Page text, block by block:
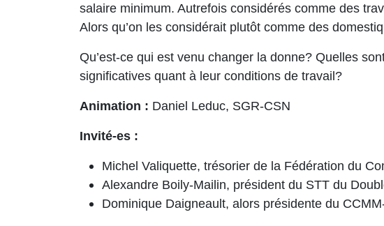
salaire minimum. Autrefois considérés comme des
Alors qu’on les considérait plutôt comme des
Qu’est-ce qui est venu changer la donne? Quelles
significatives quant à leur conditions de travail?
Animation : Daniel Leduc, SGR-CSN
Invité-es :
Michel Valiquette, trésorier de la Fédération du
Alexandre Boily-Mailin, président du STT du
Dominique Daigneault, alors présidente du